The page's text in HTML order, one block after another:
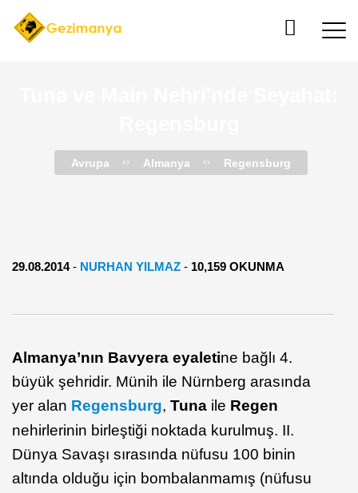
Avrupa Almanya Regensburg
29.08.2014- NURHAN YILMAZ - 10,159 OKUNMA
Almanya’nın Bavyera eyaletine bağlı 4.
büyük şehridir. Münih ile Nürnberg arasında
yer alan Regensburg, Tuna ile Regen
nehirlerinin birleştiği noktada kurulmuş. II.
Dünya Savaşı sırasında nüfusu 100 binin
altında olduğu için bombalanmamış (nüfusu